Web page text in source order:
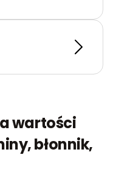
wartości
błonnik,